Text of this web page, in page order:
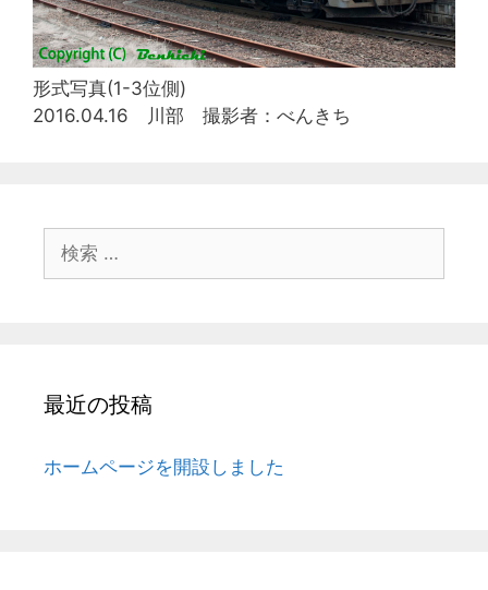
形式写真(1-3位側)
2016.04.16 川部 撮影者：べんきち
索:
最近の投稿
ホームページを開設しました